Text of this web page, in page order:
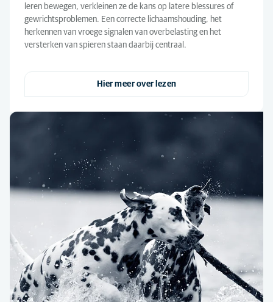
leren bewegen, verkleinen ze de kans op latere blessures of
gewrichtsproblemen. Een correcte lichaamshouding, het
herkennen van vroege signalen van overbelasting en het
versterken van spieren staan daarbij centraal.
Hier meer over lezen